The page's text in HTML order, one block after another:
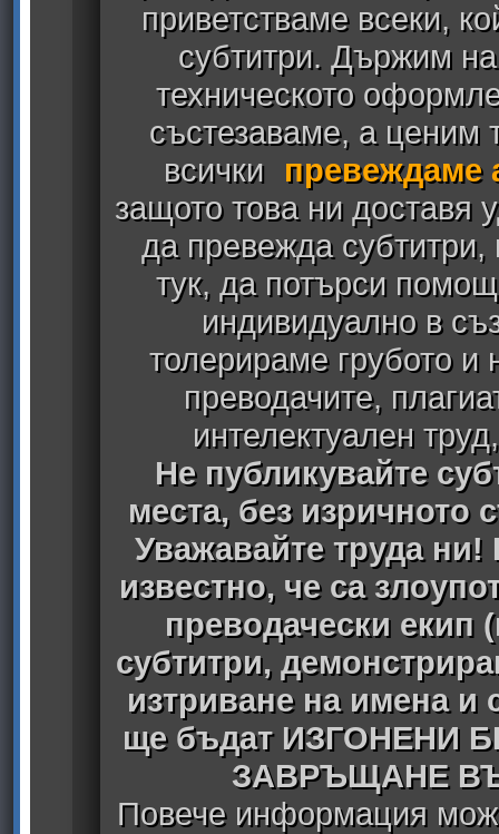
приветстваме всеки,
субтитри. Държим
техническото
състезаваме, а ценим
всички
превеждаме
защото това ни доставя
да превежда
тук, да потърси
индивидуално в
толерираме грубото
преводачите,
интелектуален
Не публикувайте
места, без изричното
Уважавайте труда ни!
известно, че са
преводачески екип
субтитри,
изтриване на имена
ще бъдат ИЗГОНЕНИ
ЗАВРЪЩАНЕ
Повече информация